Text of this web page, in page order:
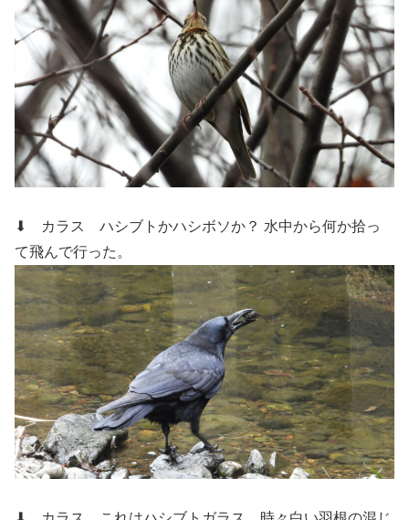
⬇ カラス ハシブトかハシボソか？ 水中から何か拾っ
て飛んで行った。